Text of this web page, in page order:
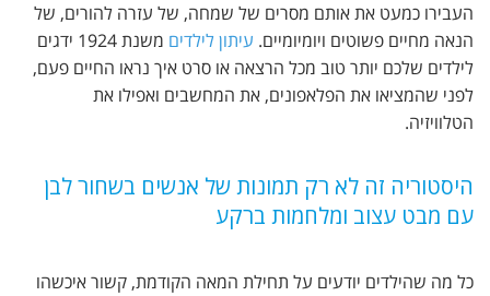
העבירו כמעט את אותם מסרים של שמחה, של עזרה להורים, של
הנאה מחיים פשוטים ויומיומיים. עיתון לילדים
משנת 1924 ידגים
לילדים שלכם יותר טוב מכל הרצאה או סרט איך נראו החיים פעם,
לפני שהמציאו את הפלאפונים, את המחשבים ואפילו את
הטלוויזיה.
היסטוריה זה לא רק תמונות של אנשים בשחור לבן
עם מבט עצוב ומלחמות ברקע
כל מה שהילדים יודעים על תחילת המאה הקודמת, קשור איכשהו